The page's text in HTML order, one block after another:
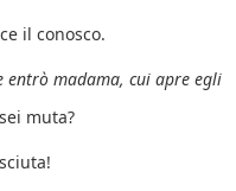
il conosco.
entrò madama, cui apre egli
muta?